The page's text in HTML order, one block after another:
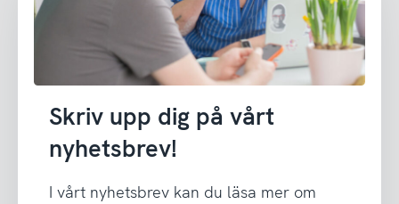
Skriv upp dig på vårt
nyhetsbrev!
I vårt nyhetsbrev kan du läsa mer om